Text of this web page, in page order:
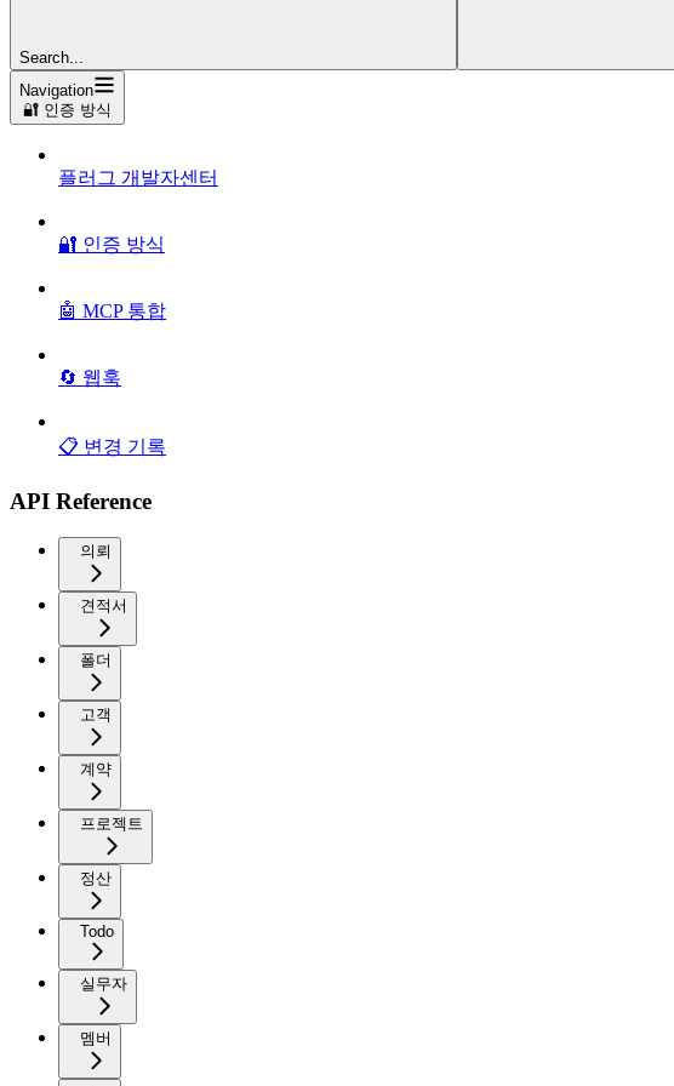
Search...
Navigation
🔐 인증 방식
플러그 개발자센터
🔐 인증 방식
🤖 MCP 통합
🔄 웹훅
📋 변경 기록
API Reference
의뢰
견적서
폴더
고객
계약
프로젝트
정산
Todo
실무자
멤버